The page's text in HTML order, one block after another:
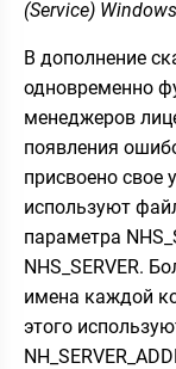
(Service)
В дополнение
одновременно
менеджеров
появления
присвоено свое
используют
параметра
NHS_SERVER.
имена каждой
этого